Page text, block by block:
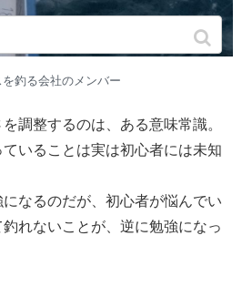
を釣る会社のメンバー
調整するのは、ある意味常識。
いることは実は初心者には未知
になるのだが、初心者が悩んでい
れないことが、逆に勉強になっ